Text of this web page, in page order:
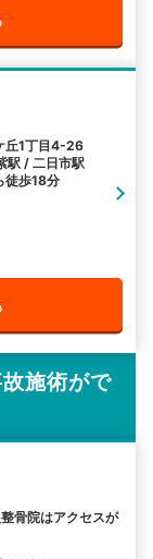
丘1丁目4-26
駅 / 二日市駅
徒歩18分
施術がで
骨院はアクセスが